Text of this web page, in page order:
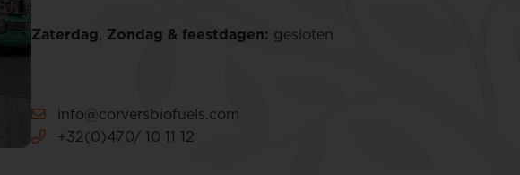
Zaterdag, Zondag & feestdagen: gesloten
info@corversbiofuels.com
+32(0)470/ 10 11 12